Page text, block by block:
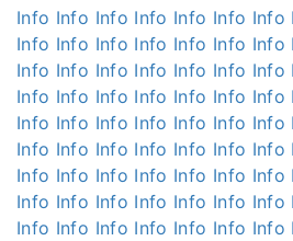
Info Info Info Info Info Info Info
Info Info Info Info Info Info Info
Info Info Info Info Info Info Info
Info Info Info Info Info Info Info
Info Info Info Info Info Info Info
Info Info Info Info Info Info Info
Info Info Info Info Info Info Info
Info Info Info Info Info Info Info
Info Info Info Info Info Info Info